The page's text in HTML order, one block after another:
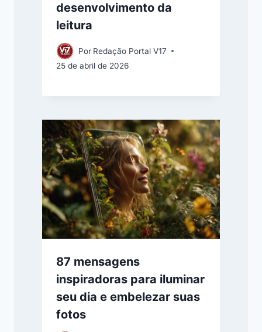
desenvolvimento da
leitura
Por Redação Portal V17
25 de abril de 2026
87 mensagens
inspiradoras para iluminar
seu dia e embelezar suas
fotos